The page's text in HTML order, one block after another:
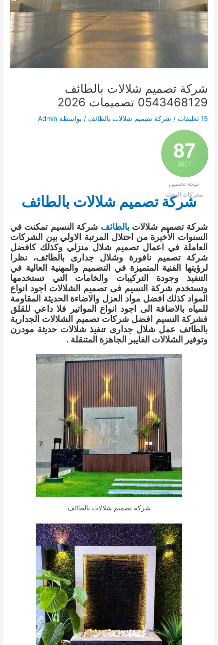
شركة تصميم شلالات بالطائف
0543468129 تصميمات 2026
15 تعليقات / شركة تصميم شلالات بالطائف / بواسطة Admin
87
/ 100
نتيجة تحسين
محركات البحث
شركة تصميم شلالات بالطائف
شركة تصميم شلالات بالطائف شركة النسيمتمكنت في
السنوات الأخيرة من احتلال المرتبة الاولي بين الشركات
العاملة في اعمال تصميم شلال منزلي وكذلك كافضل
شركة تصميم نافورة وشلال جدارى بالطائف، نظرا
لرؤيتها الفنية المتميزة في التصميم والمهنية العالية في
التنفيذ وجودة التركيبات والخامات التي تستخدمها
وتستخدم شركة النسيم فى تصميم الشلالات اجود انواع
المواد كذلك افضل مواد العزل والاضاءة الحديثة المقاومة
للمياه بالاضافة الى اجود انواع المواتير فلا داعي للقلق
فشركة النسيم افضل شركات تصميم الشلالات الجدارية
بالطائف عمل شلال جدارى تنفيذ شلالات حديثة مودرن
وتوفير الشلالات الفايبر الجاهزة المتنقلة .
شركة تصميم شلالات بالطائف